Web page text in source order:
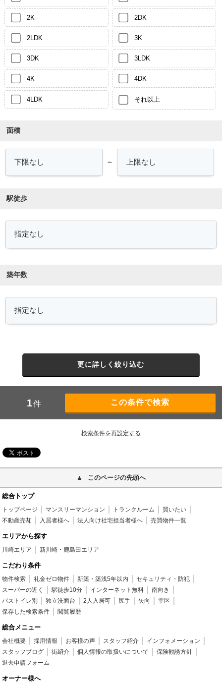
2K 2DK
2LDK 3K
3DK 3LDK
4K 4DK
4LDK それ以上
面積
～
駅徒歩
築年数
更に詳しく絞り込む
1件
検索条件を再設定する
このページの先頭へ
総合トップ
トップページ マンスリーマンション トランクルーム
買いたい
不動産売却
入居者様へ 法人向け社宅担当者様へ 売買物件一覧
エリアから探す
川崎エリア 新川崎・鹿島田エリア
こだわり条件
物件検索 礼金ゼロ物件 新築・築浅5年以内
セキュリティ・防犯
スーパーの近く
駅徒歩10分 インターネット無料
南向き
バストイレ別
独立洗面台 2人入居可 尻手 矢向
幸区
保存した検索条件
閲覧履歴
総合メニュー
会社概要 採用情報 お客様の声 スタッフ紹介
インフォメーション
スタッフブログ
街紹介 個人情報の取扱いについて
保険勧誘方針
退去申請フォーム
オーナー様へ